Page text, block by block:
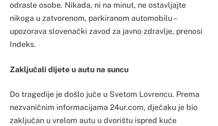
odrasle osobe. Nikada, ni na minut, ne ostavljajte
nikoga u zatvorenom, parkiranom automobilu –
upozorava slovenački zavod za javno zdravlje, prenosi
Indeks.
Zaključali dijete u autu na suncu
Do tragedije je došlo juče u Svetom Lovrencu. Prema
nezvaničnim informacijama 24ur.com, dječaku je bio
zaključan u vrelom autu u dvorištu ispred kuće